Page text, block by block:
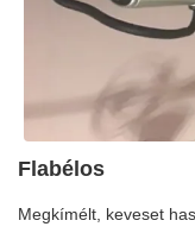
Flabélos
Megkímélt, keveset